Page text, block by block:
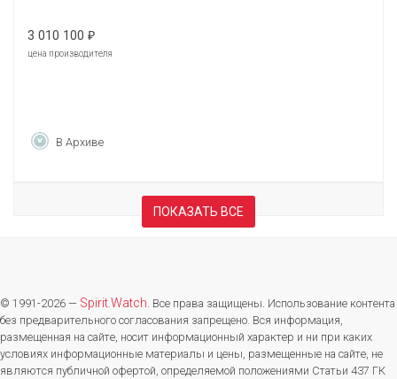
3 010 100 ₽
цена производителя
В Архиве
ПОКАЗАТЬ ВСЕ
© 1991-2026 — Spirit.Watch. Все права защищены. Использование контента
без предварительного согласования запрещено. Вся информация,
размещенная на сайте, носит информационный характер и ни при каких
условиях информационные материалы и цены, размещенные на сайте, не
являются публичной офертой, определяемой положениями Статьи 437 ГК